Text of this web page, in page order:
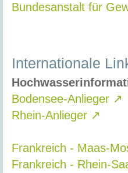
Bundesanstalt für
Internationale
Bodensee-Anlieger ↗
Rhein-Anlieger ↗
Frankreich - Maas-
Frankreich - Rhein-